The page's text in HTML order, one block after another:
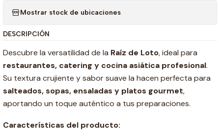
Mostrar stock de ubicaciones
DESCRIPCIÓN
Descubre la versatilidad de la Raíz de Loto, ideal para
restaurantes, catering y cocina asiática profesional.
Su textura crujiente y sabor suave la hacen perfecta para
salteados, sopas, ensaladas y platos gourmet,
aportando un toque auténtico a tus preparaciones.
Características del producto: